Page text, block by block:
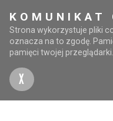
KOMUNIKAT
Strona wykorzystuje pliki
oznacza na to zgodę.
pamięci twojej przeglądarki.
X